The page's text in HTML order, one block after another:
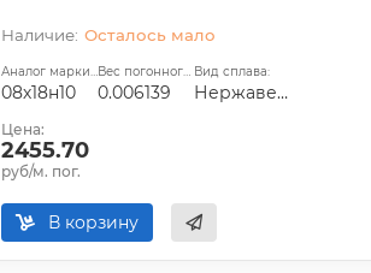
Осталось мало
Аналог марки стали:
08х18н10
Вес погонного метра, т.:
0.006139
Вид сплава:
Нержавеющая сталь
Цена:
2455.70
руб/м. пог.
В корзину